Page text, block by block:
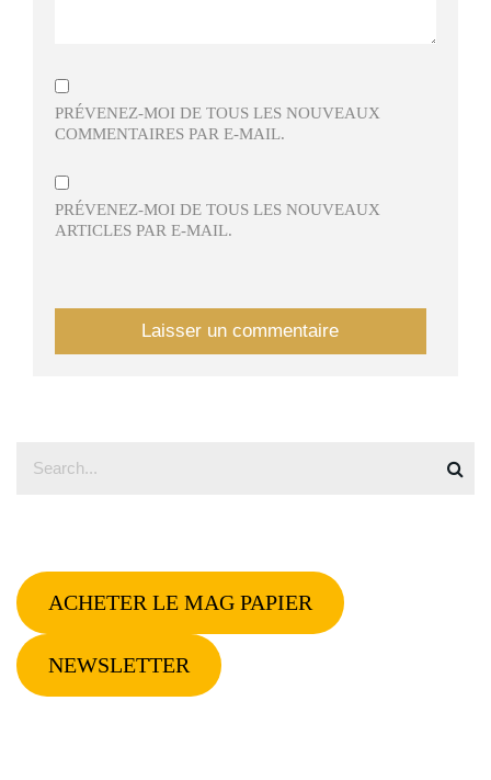
PRÉVENEZ-MOI DE TOUS LES NOUVEAUX
COMMENTAIRES PAR E-MAIL.
PRÉVENEZ-MOI DE TOUS LES NOUVEAUX
ARTICLES PAR E-MAIL.
ACHETER LE MAG PAPIER
NEWSLETTER